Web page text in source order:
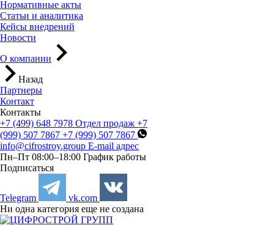
Нормативные акты
Статьи и аналитика
Кейсы внедрений
Новости
О компании
Назад
Партнеры
Контакт
Контакты
+7 (499) 648 7978 Отдел продаж +7
(999) 507 7867 +7 (999) 507 7867
info@cifrostroy.group E-mail адрес
Пн–Пт 08:00–18:00 График работы
Подписаться
Telegram
vk.com
Hи одна категория еще не создана